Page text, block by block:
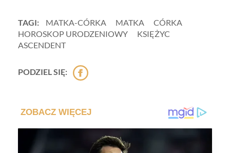
TAGI: MATKA-CÓRKA MATKA
CÓRKA
HOROSKOP URODZENIOWY
KSIĘŻYC
ASCENDENT
PODZIEL SIĘ: